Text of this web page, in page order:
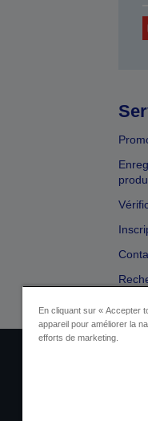
En cliquant sur « Accepter
appareil pour améliorer la
efforts de marketing.